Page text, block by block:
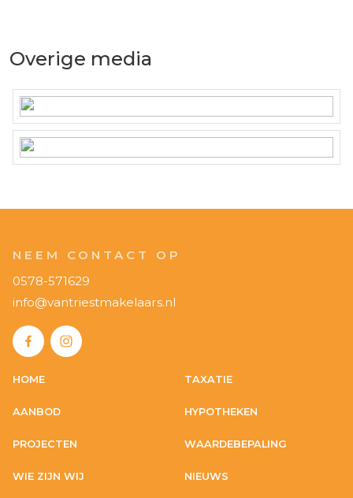
Overige media
NEEM CONTACT OP
0578-571629
info@vantriestmakelaars.nl
HOME
AANBOD
PROJECTEN
WIE ZIJN WIJ
TAXATIE
HYPOTHEKEN
WAARDEBEPALING
NIEUWS